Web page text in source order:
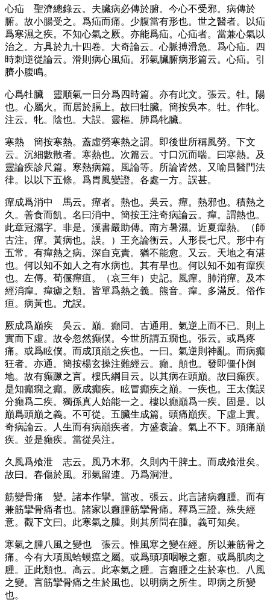
心疝 聖濟總錄云。夫臟病必傳於腑。今心不受邪。病傳於
腑。故小腸受之。爲疝而痛。少腹當有形也。世之醫者。以疝
爲寒濕之疾。不知心氣之厥。亦能爲疝。心疝者。當兼心氣以
治之。方具於九十四卷。大奇論云。心脈搏滑急。爲心疝。四
時刺逆從論云。滑則病心風疝。邪氣臟腑病形篇云。心疝。引
臍小腹鳴。
心爲牡臟 靈順氣一日分爲四時篇。亦有此文。張云。牡。陽
也。心屬火。而居於膈上。故曰牡臟。簡按吳本。牡。作牝。
注云。牝。陰也。大誤。靈樞。肺爲牝臟。
寒熱 簡按寒熱。蓋虛勞寒熱之謂。即後世所稱風勞。下文
云。沉細數散者。寒熱也。次篇云。寸口沉而喘。曰寒熱。及
靈論疾診尺篇。寒熱病篇。風論等。所論皆然。又喻昌醫門法
律。以以下五條。爲胃風變證。各處一方。誤甚。
癉成爲消中
馬云。癉者。熱也。吳云。癉。熱邪也。積熱之
久。善食而飢。名曰消中。簡按王注奇病論云。癉。謂熱也。
此章冠濕字。非是。漢書嚴助傳。南方暑濕。近夏癉熱。
（師
古注。癉。黃病也。誤。） 王充論衡云。人形長七尺。形中有
五常。有癉熱之病。深自克責。猶不能愈。又云。天地之有湛
也。何以知不如人之有水病也。其有旱也。何以知不如有癉疾
也。左傳。荀偃癉疽。
（哀三年）
史記。風癉。肺消癉。及本
經消癉。癉瘧之類。皆單爲熱之義。熊音。癉。多滿反。俗作
疸。病黃也。尤誤。
厥成爲巔疾 吳云。巔。癲同。古通用。氣逆上而不已。則上
實而下虛。故令忽然癲僕。今世所謂五癇也。張云。或爲疼
痛。或爲眩僕。而成頂巔之疾也。一曰。氣逆則神亂。而病癲
狂者。亦通。簡按楊玄操注難經云。癲。顛也。發即僵仆倒
地。故有癲蹶之言。樓氏綱目云。以其病在頭巔。故曰癲疾。
是知癲癇之癲。厥成癲疾。眩冒癲疾之巔。一疾也。王太僕誤
分癲爲二疾。獨孫真人始能一之。樓以癲巔爲一疾。固是。以
巔爲頭巔之義。不可從。五臟生成篇。頭痛巔疾。下虛上實。
奇病論云。人生而有病巔疾者。方盛衰論。氣上不下。頭痛巔
疾。並是癲疾。當從吳注。
久風爲飧泄 志云。風乃木邪。久則內干脾土。而成飧泄矣。
故曰。春傷於風。邪氣留連。乃爲洞泄。
筋變骨痛 變。諸本作攣。當改。張云。此言諸病癰腫。而有
兼筋攣骨痛者也。諸家以癰腫筋攣骨痛。釋爲三證。殊失經
意。觀下文曰。此寒氣之腫。則其所問在腫。義可知矣。
寒氣之腫八風之變也 張云。惟風寒之變在經。所以兼筋骨之
痛。今有大項風蛤蟆瘟之屬。或爲頭項咽喉之癰。或爲肌肉之
腫。正此類也。高云。此寒氣之腫。言癰腫之生於寒也。八風
之變。言筋攣骨痛之生於風也。以明病之所生。即病之所變
也。